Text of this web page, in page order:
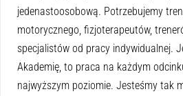
jedenastoosobową. Potrzebujemy
motorycznego, fizjoterapeutów,
specjalistów od pracy indywidualnej.
Akademię, to praca na każdym
najwyższym poziomie. Jesteśmy tak